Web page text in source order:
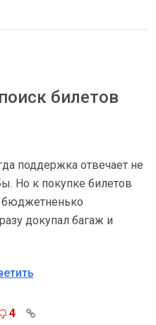
билетов
поддержка отвечает не
Но к покупке билетов
бюджетненько
докупал багаж и
4